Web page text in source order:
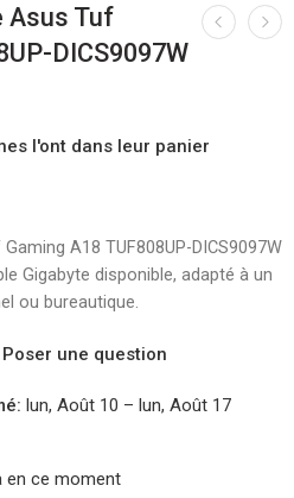
Asus Tuf
DICS9097W
l'ont dans leur panier
A18 TUF808UP-DICS9097W
Gigabyte disponible, adapté à un
ou bureautique.
Poser une question
lun, Août 10 – lun, Août 17
en ce moment